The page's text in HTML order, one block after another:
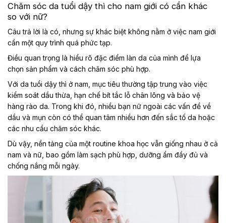
Chăm sóc da tuổi dậy thì cho nam giới có cần khác
so với nữ?
Câu trả lời là có, nhưng sự khác biệt không nằm ở việc nam giới
cần một quy trình quá phức tạp.
Điều quan trọng là hiểu rõ đặc điểm làn da của mình để lựa
chọn sản phẩm và cách chăm sóc phù hợp.
Với da tuổi dậy thì ở nam, mục tiêu thường tập trung vào việc
kiểm soát dầu thừa, hạn chế bít tắc lỗ chân lông và bảo vệ
hàng rào da. Trong khi đó, nhiều bạn nữ ngoài các vấn đề về
dầu và mụn còn có thể quan tâm nhiều hơn đến sắc tố da hoặc
các nhu cầu chăm sóc khác.
Dù vậy, nền tảng của một routine khoa học vẫn giống nhau ở cả
nam và nữ, bao gồm làm sạch phù hợp, dưỡng ẩm đầy đủ và
chống nắng mỗi ngày.